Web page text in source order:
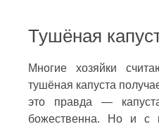
Тушёная
Многие хозяйки
тушёная капуста
это правда —
божественна. Но и с